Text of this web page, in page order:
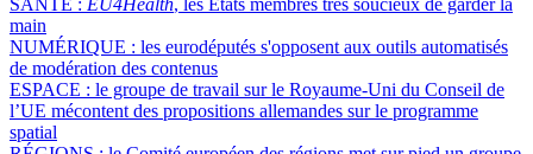
main
NUMÉRIQUE : les eurodéputés s'opposent aux outils automatisés
de modération des contenus
ESPACE : le groupe de travail sur le Royaume-Uni du Conseil de
l’UE mécontent des propositions allemandes sur le programme
spatial